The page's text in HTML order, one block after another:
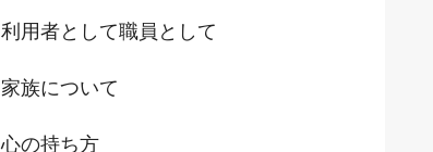
利用者として職員として
家族について
心の持ち方